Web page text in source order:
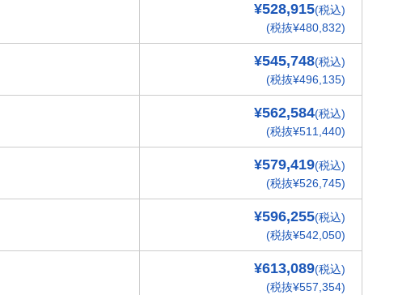
¥528,915(税込)
(税抜¥480,832)
¥545,748(税込)
(税抜¥496,135)
¥562,584(税込)
(税抜¥511,440)
¥579,419(税込)
(税抜¥526,745)
¥596,255(税込)
(税抜¥542,050)
¥613,089(税込)
(税抜¥557,354)